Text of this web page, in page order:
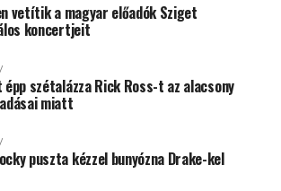
vetítik a magyar előadók Sziget
koncertjeit
épp szétalázza Rick Ross-t az alacsony
miatt
puszta kézzel bunyózna Drake-kel